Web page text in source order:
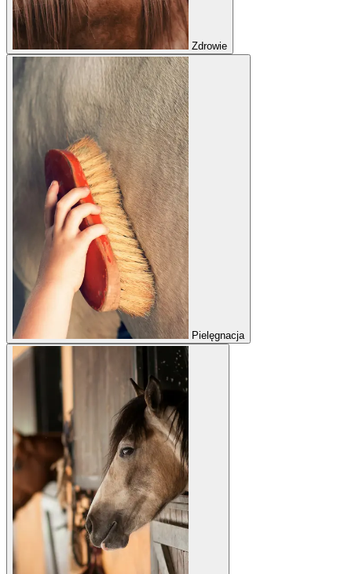
Zdrowie
Pielęgnacja